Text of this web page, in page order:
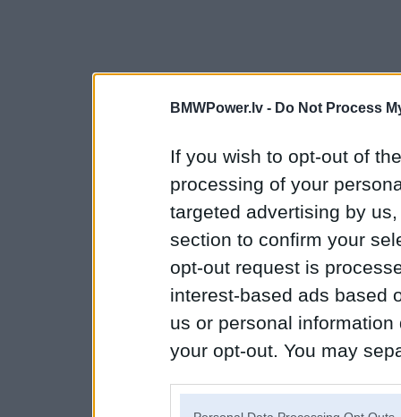
BMWPower.lv - Do Not Process
If you wish to opt-out of
processing of your
targeted advertising by
section to confirm your
opt-out request is
interest-based ads based
us or personal
your opt-out. You may